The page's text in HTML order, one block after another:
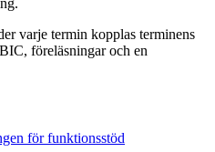
varje termin kopplas terminens
föreläsningar och en
för funktionsstöd